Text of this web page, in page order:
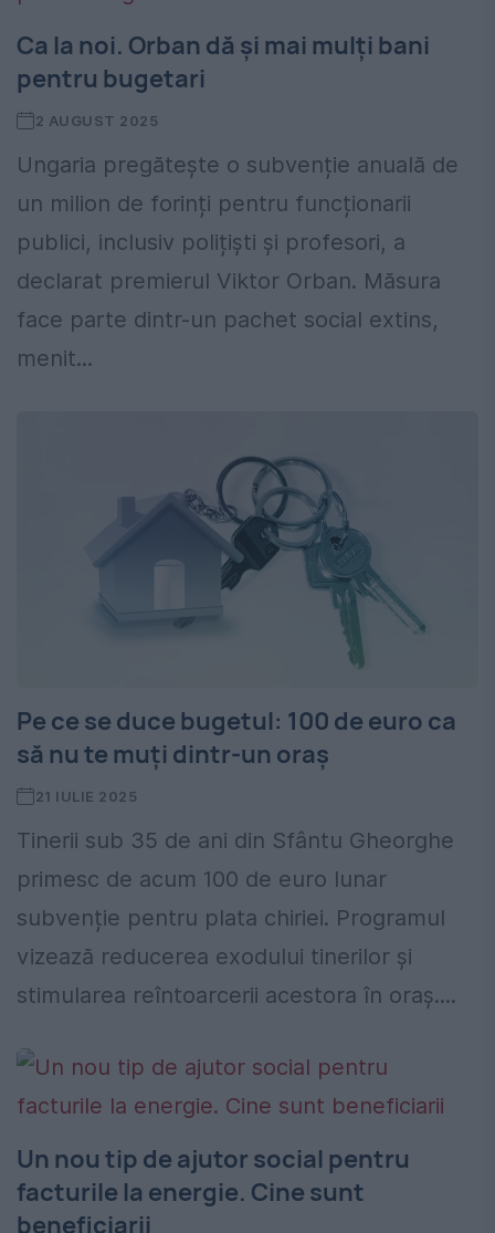
Ca la noi. Orban dă și mai mulți bani
pentru bugetari
2 AUGUST 2025
Ungaria pregătește o subvenție anuală de
un milion de forinți pentru funcționarii
publici, inclusiv polițiști și profesori, a
declarat premierul Viktor Orban. Măsura
face parte dintr-un pachet social extins,
menit...
Pe ce se duce bugetul: 100 de euro ca
să nu te muți dintr-un oraș
21 IULIE 2025
Tinerii sub 35 de ani din Sfântu Gheorghe
primesc de acum 100 de euro lunar
subvenție pentru plata chiriei. Programul
vizează reducerea exodului tinerilor și
stimularea reîntoarcerii acestora în oraș....
Un nou tip de ajutor social pentru
facturile la energie. Cine sunt
beneficiarii